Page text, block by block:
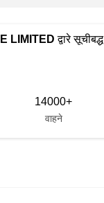
LIMITED द्वारे सूचीबद्ध
14000+
वाहने